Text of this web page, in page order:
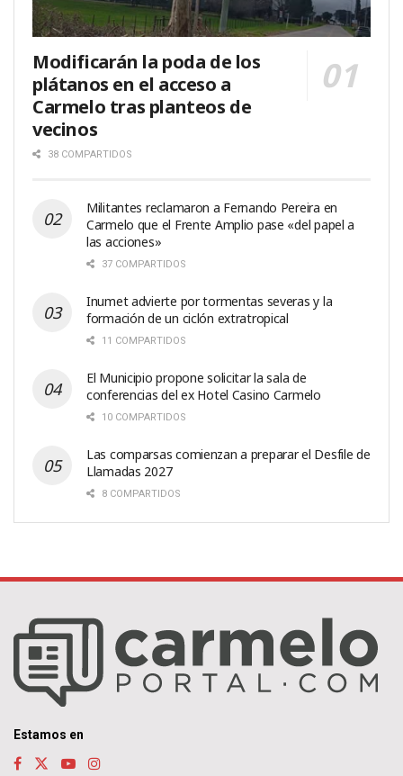
Modificarán la poda de los
plátanos en el acceso a
Carmelo tras planteos de
vecinos
38 COMPARTIDOS
Militantes reclamaron a Fernando Pereira en
Carmelo que el Frente Amplio pase «del papel a
las acciones»
37 COMPARTIDOS
Inumet advierte por tormentas severas y la
formación de un ciclón extratropical
11 COMPARTIDOS
El Municipio propone solicitar la sala de
conferencias del ex Hotel Casino Carmelo
10 COMPARTIDOS
Las comparsas comienzan a preparar el Desfile de
Llamadas 2027
8 COMPARTIDOS
Estamos en